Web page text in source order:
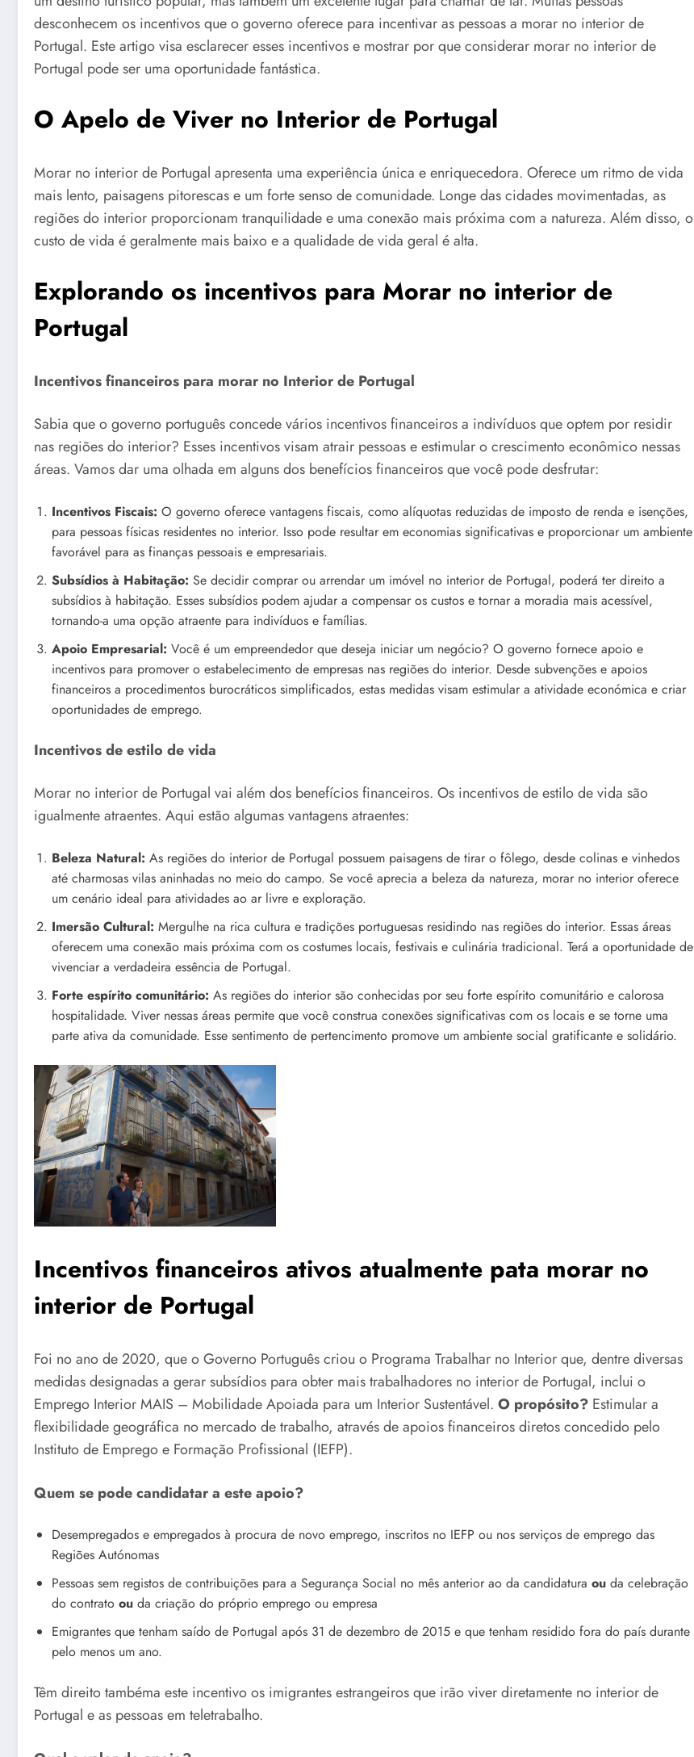
desconhecem os incentivos que o governo oferece para incentivar as pessoas a morar no interior de
Portugal. Este artigo visa esclarecer esses incentivos e mostrar por que considerar morar no interior de
Portugal pode ser uma oportunidade fantástica.
O Apelo de Viver no Interior de Portugal
Morar no interior de Portugal apresenta uma experiência única e enriquecedora. Oferece um ritmo de vida
mais lento, paisagens pitorescas e um forte senso de comunidade. Longe das cidades movimentadas, as
regiões do interior proporcionam tranquilidade e uma conexão mais próxima com a natureza. Além disso, o
custo de vida é geralmente mais baixo e a qualidade de vida geral é alta.
Explorando os incentivos para Morar no interior de
Portugal
Incentivos financeiros para morar no Interior de Portugal
Sabia que o governo português concede vários incentivos financeiros a indivíduos que optem por residir
nas regiões do interior? Esses incentivos visam atrair pessoas e estimular o crescimento econômico nessas
áreas. Vamos dar uma olhada em alguns dos benefícios financeiros que você pode desfrutar:
Incentivos Fiscais: O governo oferece vantagens fiscais, como alíquotas reduzidas de imposto de renda e isenções,
para pessoas físicas residentes no interior. Isso pode resultar em economias significativas e proporcionar um ambiente
favorável para as finanças pessoais e empresariais.
Subsídios à Habitação: Se decidir comprar ou arrendar um imóvel no interior de Portugal, poderá ter direito a
subsídios à habitação. Esses subsídios podem ajudar a compensar os custos e tornar a moradia mais acessível,
tornando-a uma opção atraente para indivíduos e famílias.
Apoio Empresarial: Você é um empreendedor que deseja iniciar um negócio? O governo fornece apoio e
incentivos para promover o estabelecimento de empresas nas regiões do interior. Desde subvenções e apoios
financeiros a procedimentos burocráticos simplificados, estas medidas visam estimular a atividade económica e criar
oportunidades de emprego.
Incentivos de estilo de vida
Morar no interior de Portugal vai além dos benefícios financeiros. Os incentivos de estilo de vida são
igualmente atraentes. Aqui estão algumas vantagens atraentes:
Beleza Natural: As regiões do interior de Portugal possuem paisagens de tirar o fôlego, desde colinas e vinhedos
até charmosas vilas aninhadas no meio do campo. Se você aprecia a beleza da natureza, morar no interior oferece
um cenário ideal para atividades ao ar livre e exploração.
Imersão Cultural: Mergulhe na rica cultura e tradições portuguesas residindo nas regiões do interior. Essas áreas
oferecem uma conexão mais próxima com os costumes locais, festivais e culinária tradicional. Terá a oportunidade de
vivenciar a verdadeira essência de Portugal.
Forte espírito comunitário: As regiões do interior são conhecidas por seu forte espírito comunitário e calorosa
hospitalidade. Viver nessas áreas permite que você construa conexões significativas com os locais e se torne uma
parte ativa da comunidade. Esse sentimento de pertencimento promove um ambiente social gratificante e solidário.
Incentivos financeiros ativos atualmente pata morar no
interior de Portugal
Foi no ano de 2020, que o Governo Português criou o Programa Trabalhar no Interior que, dentre diversas
medidas designadas a gerar subsídios para obter mais trabalhadores no interior de Portugal, inclui o
Emprego Interior MAIS – Mobilidade Apoiada para um Interior Sustentável. O propósito? Estimular a
flexibilidade geográfica no mercado de trabalho, através de apoios financeiros diretos concedido pelo
Instituto de Emprego e Formação Profissional (IEFP).
Quem se pode candidatar a este apoio?
Desempregados e empregados à procura de novo emprego, inscritos no IEFP ou nos serviços de emprego das
Regiões Autónomas
Pessoas sem registos de contribuições para a Segurança Social no mês anterior ao da candidatura ou da celebração
do contrato ou da criação do próprio emprego ou empresa
Emigrantes que tenham saído de Portugal após 31 de dezembro de 2015 e que tenham residido fora do país durante
pelo menos um ano.
Têm direito tambéma este incentivo os imigrantes estrangeiros que irão viver diretamente no interior de
Portugal e as pessoas em teletrabalho.